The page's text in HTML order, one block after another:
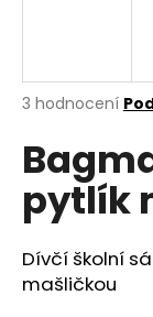
Průměrné
produktu
je
5
hvězdiček.
3 hodnocení
pytlík
Dívčí školní
mašličkou
í
t
?